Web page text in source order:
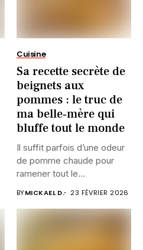
Cuisine
Sa recette secrète de
beignets aux
pommes : le truc de
ma belle‑mère qui
bluffe tout le monde
Il suffit parfois d’une odeur
de pomme chaude pour
ramener tout le...
BYMICKAEL D. 23 FÉVRIER 2026